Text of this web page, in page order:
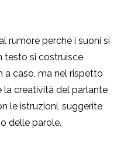
rumore perché i suoni si
testo si costruisce
a caso, ma nel rispetto
la creatività del parlante
le istruzioni, suggerite
delle parole.